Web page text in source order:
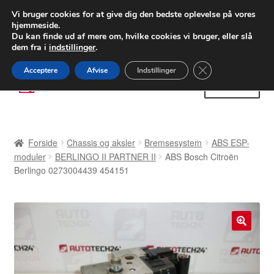
LEVERING fra 55 kr.
FEDEX verdensomspændende forsendelse
80 82 72 02
Spring
til
Spring
til
Betalinger
Klageprocedure
Forside Chassis og aksler Bremsesystem
ABS ESP-
moduler
BERLINGO II PARTNER II
ABS Bosch Citroën
Berlingo 0273004439 454151
Vi bruger cookies for at give dig den bedste oplevelse på vores
hjemmeside.
Du kan finde ud af mere om, hvilke cookies vi bruger, eller slå
dem fra i indstillinger.
Acceptere Afvise Indstillinger Close GDPR